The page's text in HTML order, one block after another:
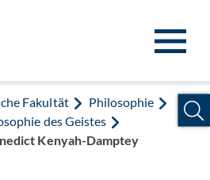
Fakultät
Philosophie
des Geistes
Kenyah-Damptey